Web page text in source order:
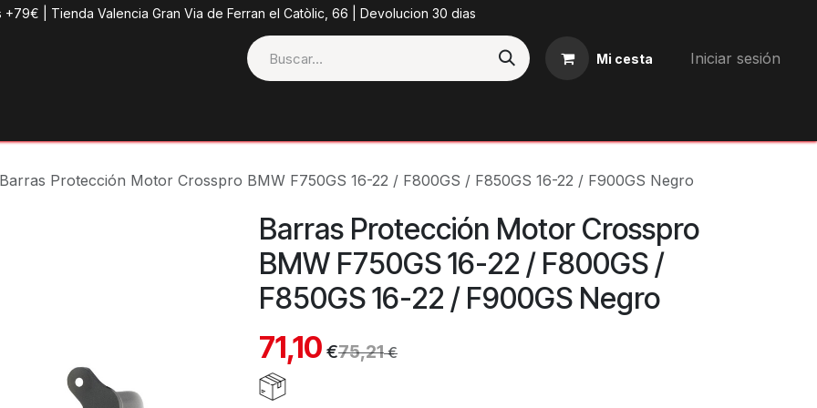
+79€ | Tienda Valencia Gran Via de Ferran el Catòlic, 66 | Devolucion 30 dias
Mi cesta Iniciar sesión
Barras Protección Motor Crosspro BMW F750GS 16-22 / F800GS / F850GS 16-22 / F900GS Negro
Barras Protección Motor Crosspro
BMW F750GS 16-22 / F800GS /
F850GS 16-22 / F900GS Negro
71,10 €75,21€